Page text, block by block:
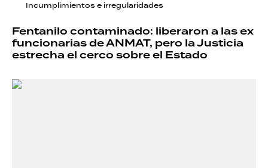
Incumplimientos e irregularidades
Fentanilo contaminado: liberaron a las ex
funcionarias de ANMAT, pero la Justicia
estrecha el cerco sobre el Estado